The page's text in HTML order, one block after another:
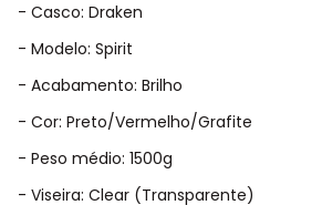
- Casco: Draken
- Modelo: Spirit
- Acabamento: Brilho
- Cor: Preto/Vermelho/Grafite
- Peso médio: 1500g
- Viseira: Clear (Transparente)